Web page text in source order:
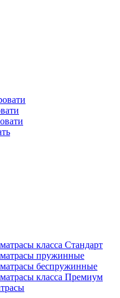
класса Стандарт
пружинные
беспружинные
класса Премиум